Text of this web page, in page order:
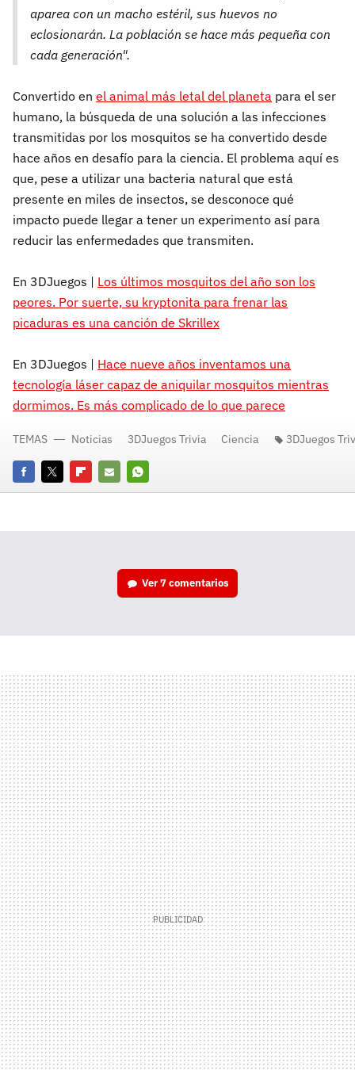
aparea con un macho estéril, sus huevos no
eclosionarán. La población se hace más pequeña con
cada generación".
Convertido en el animal más letal del planeta para el ser
humano, la búsqueda de una solución a las infecciones
transmitidas por los mosquitos se ha convertido desde
hace años en desafío para la ciencia. El problema aquí es
que, pese a utilizar una bacteria natural que está
presente en miles de insectos, se desconoce qué
impacto puede llegar a tener un experimento así para
reducir las enfermedades que transmiten.
En 3DJuegos | Los últimos mosquitos del año son los
peores. Por suerte, su kryptonita para frenar las
picaduras es una canción de Skrillex
En 3DJuegos | Hace nueve años inventamos una
tecnología láser capaz de aniquilar mosquitos mientras
dormimos. Es más complicado de lo que parece
FacebookTwitterFlipboard
E-
Whatsapp
TEMAS Noticias 3DJuegos Trivia Ciencia 3DJuegos
Ver7 comentarios